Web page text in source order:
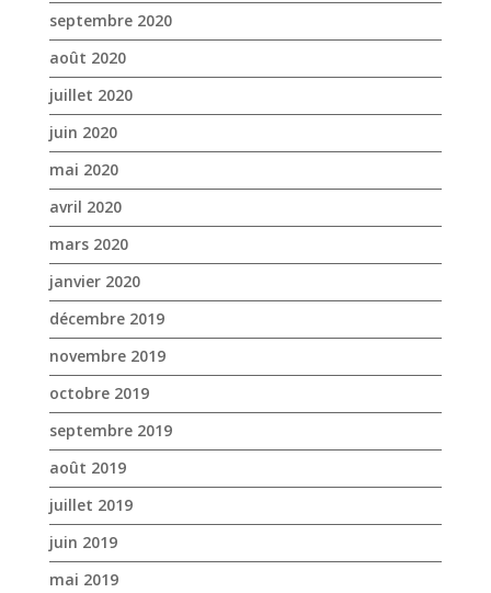
septembre 2020
août 2020
juillet 2020
juin 2020
mai 2020
avril 2020
mars 2020
janvier 2020
décembre 2019
novembre 2019
octobre 2019
septembre 2019
août 2019
juillet 2019
juin 2019
mai 2019